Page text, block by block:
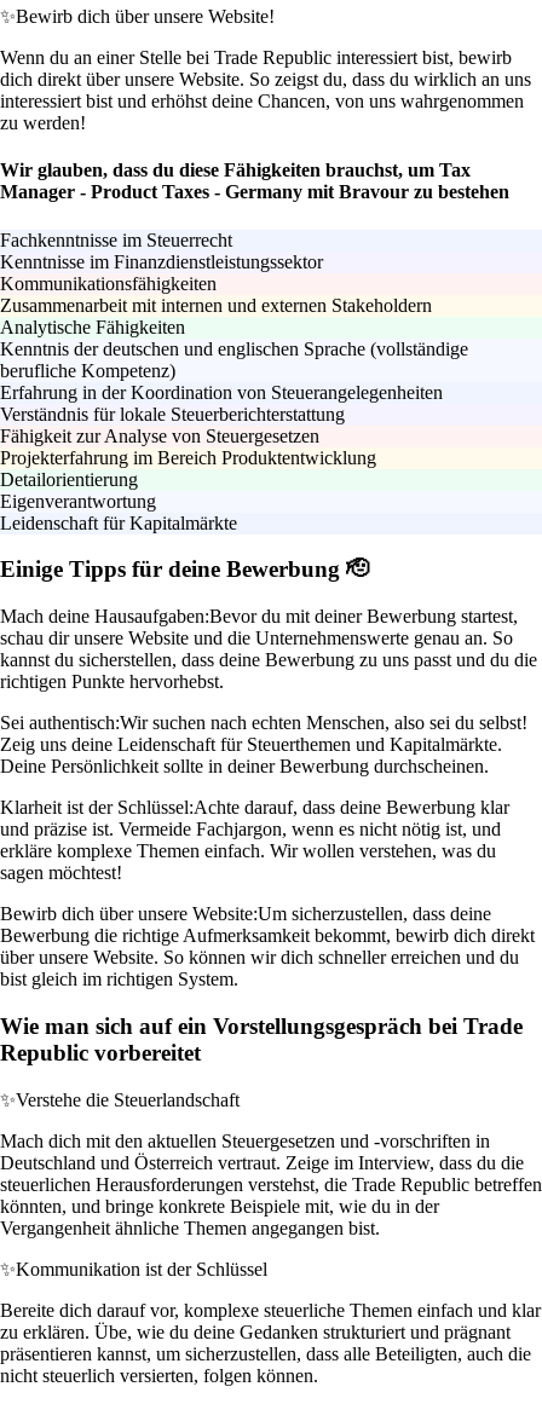
✨Bewirb dich über unsere Website!
Wenn du an einer Stelle bei Trade Republic interessiert bist, bewirb
dich direkt über unsere Website. So zeigst du, dass du wirklich an uns
interessiert bist und erhöhst deine Chancen, von uns wahrgenommen
zu werden!
Wir glauben, dass du diese Fähigkeiten brauchst, um Tax
Manager - Product Taxes - Germany mit Bravour zu bestehen
Fachkenntnisse im Steuerrecht
Kenntnisse im Finanzdienstleistungssektor
Kommunikationsfähigkeiten
Zusammenarbeit mit internen und externen Stakeholdern
Analytische Fähigkeiten
Kenntnis der deutschen und englischen Sprache (vollständige
berufliche Kompetenz)
Erfahrung in der Koordination von Steuerangelegenheiten
Verständnis für lokale Steuerberichterstattung
Fähigkeit zur Analyse von Steuergesetzen
Projekterfahrung im Bereich Produktentwicklung
Detailorientierung
Eigenverantwortung
Leidenschaft für Kapitalmärkte
Einige Tipps für deine Bewerbung 🫡
Mach deine Hausaufgaben:Bevor du mit deiner Bewerbung startest,
schau dir unsere Website und die Unternehmenswerte genau an. So
kannst du sicherstellen, dass deine Bewerbung zu uns passt und du die
richtigen Punkte hervorhebst.
Sei authentisch:Wir suchen nach echten Menschen, also sei du selbst!
Zeig uns deine Leidenschaft für Steuerthemen und Kapitalmärkte.
Deine Persönlichkeit sollte in deiner Bewerbung durchscheinen.
Klarheit ist der Schlüssel:Achte darauf, dass deine Bewerbung klar
und präzise ist. Vermeide Fachjargon, wenn es nicht nötig ist, und
erkläre komplexe Themen einfach. Wir wollen verstehen, was du
sagen möchtest!
Bewirb dich über unsere Website:Um sicherzustellen, dass deine
Bewerbung die richtige Aufmerksamkeit bekommt, bewirb dich direkt
über unsere Website. So können wir dich schneller erreichen und du
bist gleich im richtigen System.
Wie man sich auf ein Vorstellungsgespräch bei Trade
Republic vorbereitet
✨Verstehe die Steuerlandschaft
Mach dich mit den aktuellen Steuergesetzen und -vorschriften in
Deutschland und Österreich vertraut. Zeige im Interview, dass du die
steuerlichen Herausforderungen verstehst, die Trade Republic betreffen
könnten, und bringe konkrete Beispiele mit, wie du in der
Vergangenheit ähnliche Themen angegangen bist.
✨Kommunikation ist der Schlüssel
Bereite dich darauf vor, komplexe steuerliche Themen einfach und klar
zu erklären. Übe, wie du deine Gedanken strukturiert und prägnant
präsentieren kannst, um sicherzustellen, dass alle Beteiligten, auch die
nicht steuerlich versierten, folgen können.